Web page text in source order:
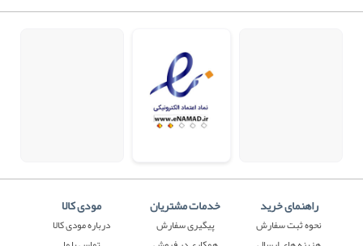
راهنمای خرید
نحوه ثبت سفارش
خدمات مشتریان
پیگیری سفارش
مودی کالا
درباره مودی کالا